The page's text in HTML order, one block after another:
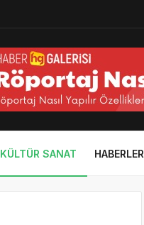
KÜLTÜR SANAT HABERLER